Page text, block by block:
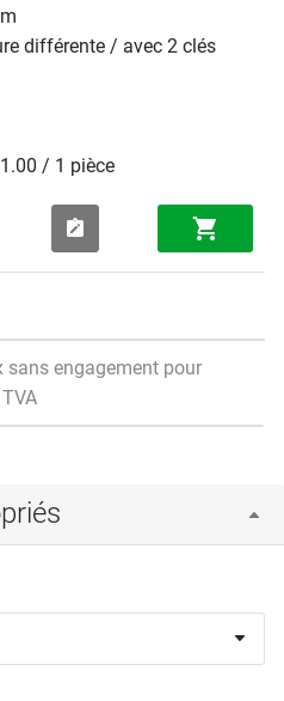
différente / avec 2 clés
/ 1 pièce
sans engagement pour